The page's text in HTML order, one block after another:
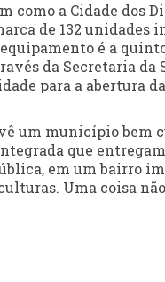
a Cidade dos
de 132
equipamento é a
da Secretaria da
para a abertura
um município
que
em um bairro
Uma coisa